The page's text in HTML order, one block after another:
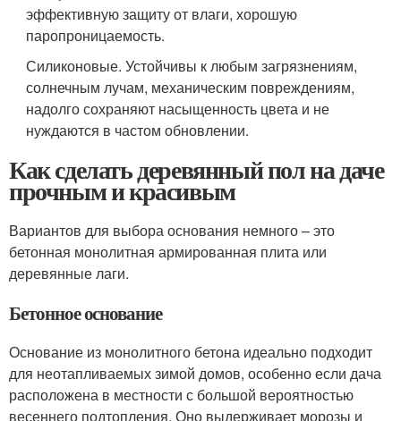
эффективную защиту от влаги, хорошую
паропроницаемость.
Силиконовые. Устойчивы к любым загрязнениям,
солнечным лучам, механическим повреждениям,
надолго сохраняют насыщенность цвета и не
нуждаются в частом обновлении.
Как сделать деревянный пол на даче
прочным и красивым
Вариантов для выбора основания немного – это
бетонная монолитная армированная плита или
деревянные лаги.
Бетонное основание
Основание из монолитного бетона идеально подходит
для неотапливаемых зимой домов, особенно если дача
расположена в местности с большой вероятностью
весеннего подтопления. Оно выдерживает морозы и